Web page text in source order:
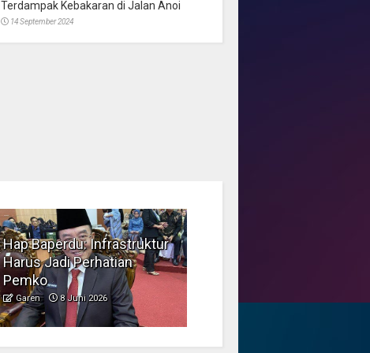
Terdampak Kebakaran di Jalan Anoi
14 September 2024
Hap Baperdu: Infrastruktur
Harus Jadi Perhatian
Pemko
Garen 8 Juni 2026